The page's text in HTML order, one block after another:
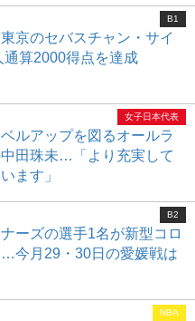
京のセバスチャン・サイ
通算2000得点を達成
B1
ルアップを図るオールラ
田珠未…「より充実して
ます」
女子日本代表
ーズの選手1名が新型コロ
今月29・30日の愛媛戦は
B2
NBA